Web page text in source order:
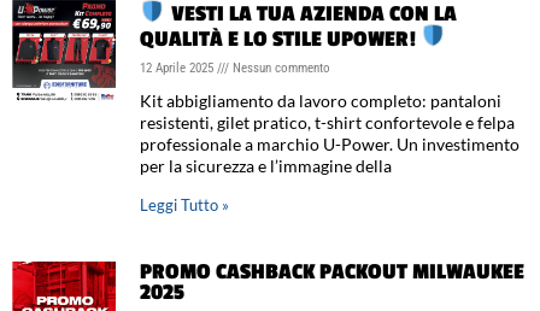
VESTI LA TUA AZIENDA CON LA
QUALITÀ E LO STILE UPOWER!
12 Aprile 2025 Nessun commento
Kit abbigliamento da lavoro completo: pantaloni
resistenti, gilet pratico, t-shirt confortevole e felpa
professionale a marchio U-Power. Un investimento
per la sicurezza e l’immagine della
Leggi Tutto »
PROMO CASHBACK PACKOUT MILWAUKEE
2025